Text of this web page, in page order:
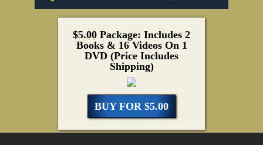
$5.00 Package: Includes 2
Books & 16 Videos On 1
DVD (Price Includes
Shipping)
BUY FOR $5.00